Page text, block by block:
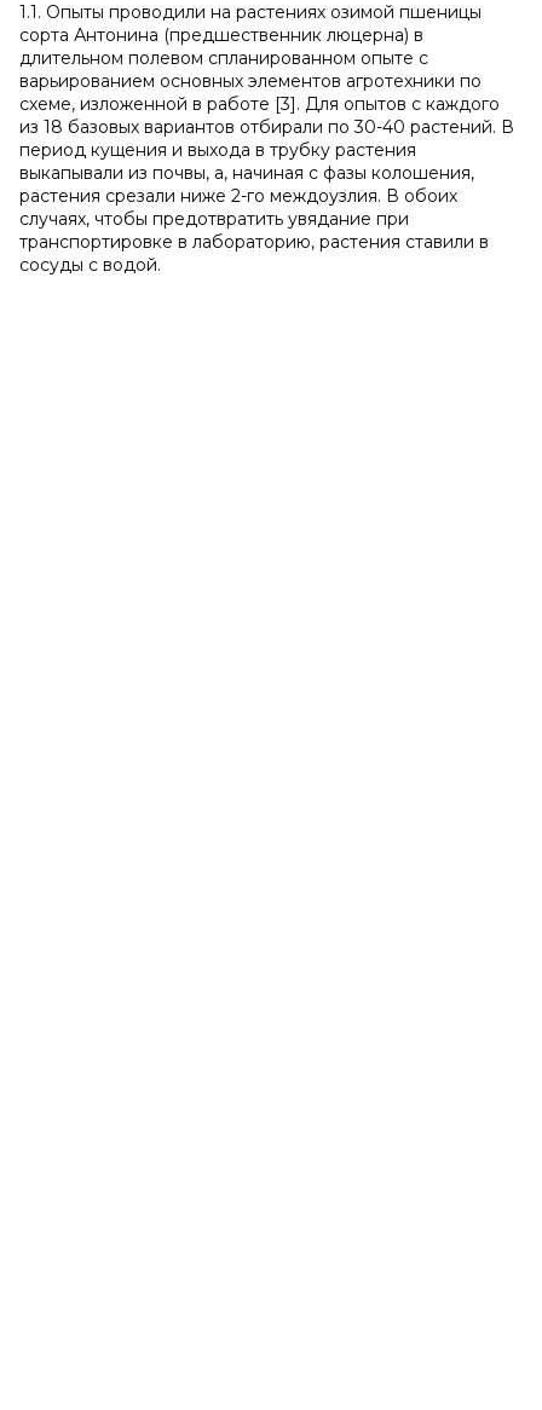
1.1. Опыты проводили на растениях озимой пшеницы
сорта Антонина (предшественник люцерна) в
длительном полевом спланированном опыте с
варьированием основных элементов агротехники по
схеме, изложенной в работе [3]. Для опытов с каждого
из 18 базовых вариантов отбирали по 30-40 растений. В
период кущения и выхода в трубку растения
выкапывали из почвы, а, начиная с фазы колошения,
растения срезали ниже 2-го междоузлия. В обоих
случаях, чтобы предотвратить увядание при
транспортировке в лабораторию, растения ставили в
сосуды с водой.